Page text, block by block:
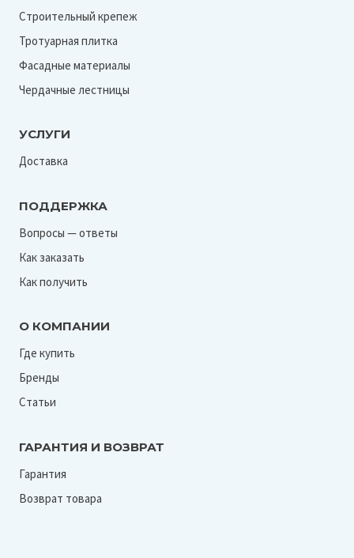
Строительный крепеж
Тротуарная плитка
Фасадные материалы
Чердачные лестницы
УСЛУГИ
Доставка
ПОДДЕРЖКА
Вопросы — ответы
Как заказать
Как получить
О КОМПАНИИ
Где купить
Бренды
Статьи
ГАРАНТИЯ И ВОЗВРАТ
Гарантия
Возврат товара